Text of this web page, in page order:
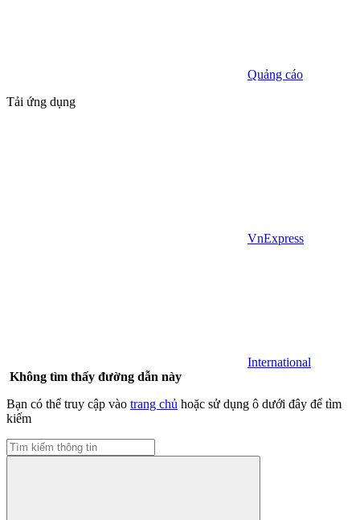
Quảng cáo
Tải ứng dụng
VnExpress
International
Không tìm thấy đường dẫn này
Bạn có thể truy cập vào trang chủ hoặc sử dụng ô dưới đây để tìm
kiếm